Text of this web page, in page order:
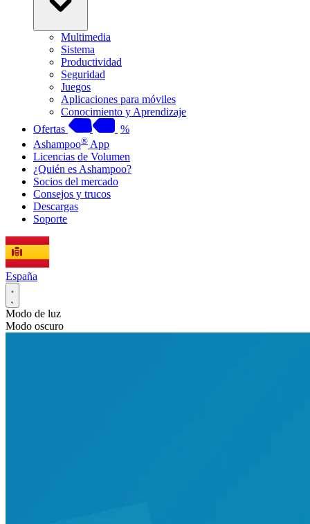
Multimedia
Sistema
Productividad
Seguridad
Juegos
Aplicaciones para móviles
Conocimiento y Aprendizaje
Ofertas
%
Ashampoo® App
Licencias de Volumen
¿Quién es Ashampoo?
Socios del mercado
Consejos y trucos
Descargas
Soporte
España
Modo de luz
Modo oscuro